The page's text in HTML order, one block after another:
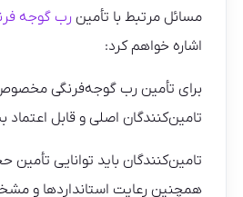
مسائل مرتبط با تأمین رب گوجه
اشاره خواهم کرد:
برای تأمین رب گوجه‌فرنگی
تامین‌کنندگان اصلی و قابل
تامین‌کنندگان باید توانایی تأمین
همچنین رعایت استانداردها و